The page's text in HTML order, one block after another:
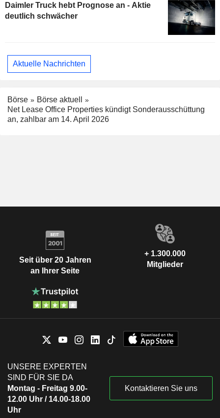
Daimler Truck hebt Prognose an - Aktie
deutlich schwächer
Aktuelle Nachrichten
Börse
Börse aktuell
Net Lease Office Properties kündigt Sonderausschüttung
an, zahlbar am 14. April 2026
Seit über 20 Jahren
an Ihrer Seite
+ 1.300.000
Mitglieder
UNSERE EXPERTEN
SIND FÜR SIE DA
Montag - Freitag 9.00-
12.00 Uhr / 14.00-18.00
Uhr
Kontaktieren Sie uns